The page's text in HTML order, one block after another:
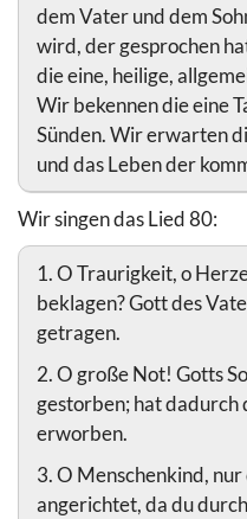
dem Vater und dem
wird, der gesprochen
die eine, heilige,
Wir bekennen die eine
Sünden. Wir erwarten
und das Leben der
Wir singen das Lied 80:
1. O Traurigkeit, o
beklagen? Gott des
getragen.
2. O große Not! Gotts
gestorben; hat dadurch
erworben.
3. O Menschenkind,
angerichtet, da du